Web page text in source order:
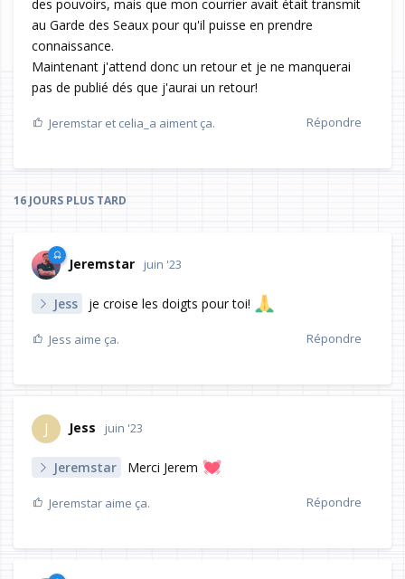
des pouvoirs, mais que mon courrier avait était transmit
au Garde des Seaux pour qu'il puisse en prendre
connaissance.
Maintenant j'attend donc un retour et je ne manquerai
pas de publié dés que j'aurai un retour!
Répondre
Jeremstar et celia_a aiment ça.
16 JOURS PLUS TARD
Jeremstar juin '23
Jess je croise les doigts pour toi!
Répondre
Jess aime ça.
J Jess juin '23
Jeremstar Merci Jerem
Répondre
Jeremstar aime ça.